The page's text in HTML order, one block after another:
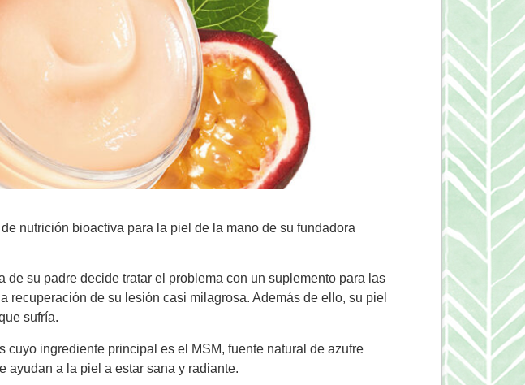
nutrición bioactiva para la piel de la mano de su fundadora
su padre decide tratar el problema con un suplemento para las
de su lesión casi milagrosa. Además de ello, su piel
sufría.
ingrediente principal es el MSM, fuente natural de azufre
ayudan a la piel a estar sana y radiante.